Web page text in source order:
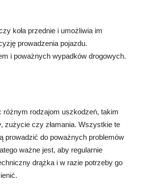
koła przednie i umożliwia im
prowadzenia pojazdu.
i poważnych wypadków drogowych.
różnym rodzajom uszkodzeń, takim
zużycie czy złamania. Wszystkie te
prowadzić do poważnych problemów
ważne jest, aby regularnie
drążka i w razie potrzeby go